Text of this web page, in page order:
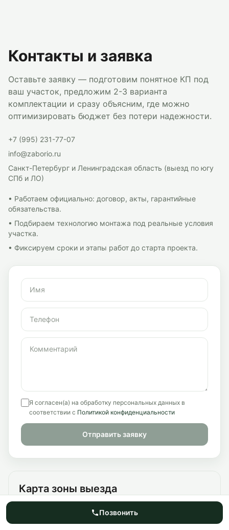
Контакты и заявка
Оставьте заявку — подготовим понятное КП под
ваш участок, предложим 2-3 варианта
комплектации и сразу объясним, где можно
оптимизировать бюджет без потери надежности.
+7 (995) 231-77-07
info@zaborio.ru
Санкт-Петербург и Ленинградская область (выезд по югу
СПб и ЛО)
• Работаем официально: договор, акты, гарантийные
обязательства.
• Подбираем технологию монтажа под реальные условия
участка.
• Фиксируем сроки и этапы работ до старта проекта.
Я согласен(а) на обработку персональных данных в
соответствии с Политикой конфиденциальности
Отправить заявку
Карта зоны выезда
области, с приоритетным выездом в южные районы
города и ближайшие направления по ЛО. На этапе
Позвонить